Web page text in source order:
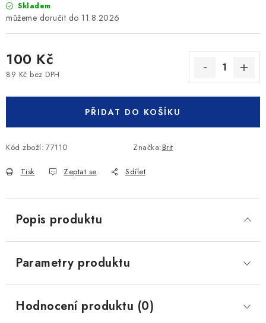
Skladem
11.8.2026
100 Kč
89 Kč bez DPH
PŘIDAT DO KOŠÍKU
Kód zboží: 77110 Značka:Brit
Tisk Zeptat se Sdílet
Popis produktu
Parametry produktu
Hodnocení produktu (0)